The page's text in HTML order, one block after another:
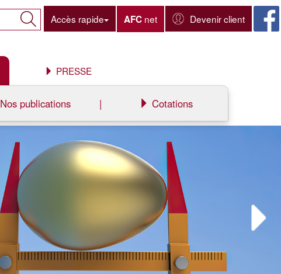
Devenir client
AFC net
Accès rapide
Nos publications | Cotations
PRESSE